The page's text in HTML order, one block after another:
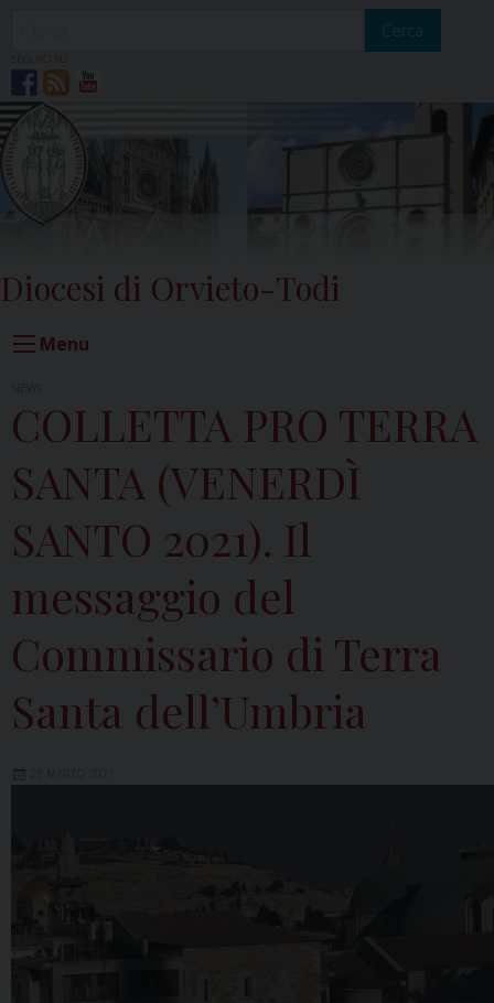
Cerca
Diocesi di Orvieto-Todi
Menu
NEWS
COLLETTA PRO TERRA
SANTA (VENERDÌ
SANTO 2021). Il
messaggio del
Commissario di Terra
Santa dell’Umbria
23 MARZO 2021